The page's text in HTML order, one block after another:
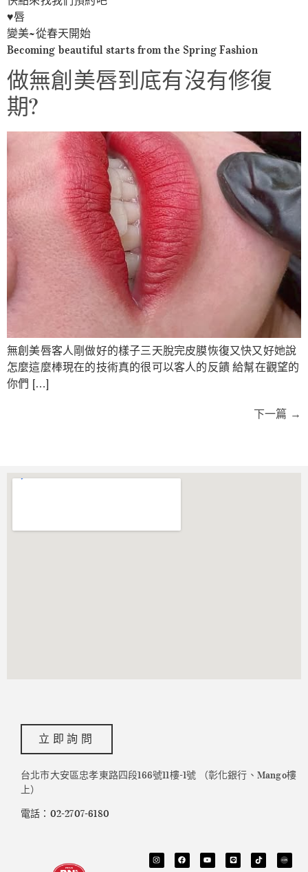
♥️唇
變美~從春天開始
Becoming beautiful starts from the Spring Fashion
做無創美唇到底有沒有修復
期?
無創美唇客人剛做好的樣子三天脫完皮膜恢復又快又好她說
怎麼這麼棒現在的技術真的很可以客人的反饋 給幫在觀望的
你們 […]
下一篇 →
立即詢問
台北市大安區忠孝東路四段166號11樓-1號 （彰化銀行、Mango樓
上）
電話：02-2707-6180